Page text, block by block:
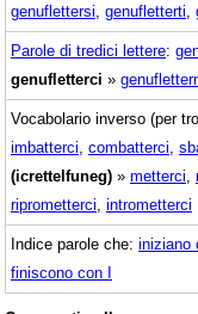
genuflettersi genufletterti
Parole di tredici lettere:
genufletterci »
Vocabolario inverso (per
imbatterci combatterci
(icrettelfuneg) » metterci
riprometterci intrometterci
Indice parole che: iniziano
finiscono con I